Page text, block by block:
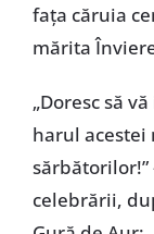
fața căruia
mărita
„Doresc să
harul acestei
sărbătorilor!”
celebrării,